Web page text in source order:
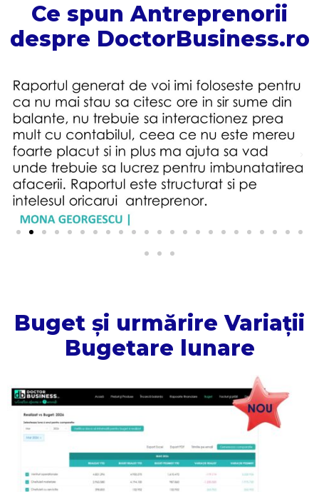
Ce spun Antreprenorii
despre DoctorBusiness.ro
Buget și urmărire Variații
Bugetare lunare